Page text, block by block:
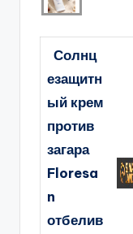
Солнц
езащитн
ый крем
против
загара
Floresa
n
отбелив